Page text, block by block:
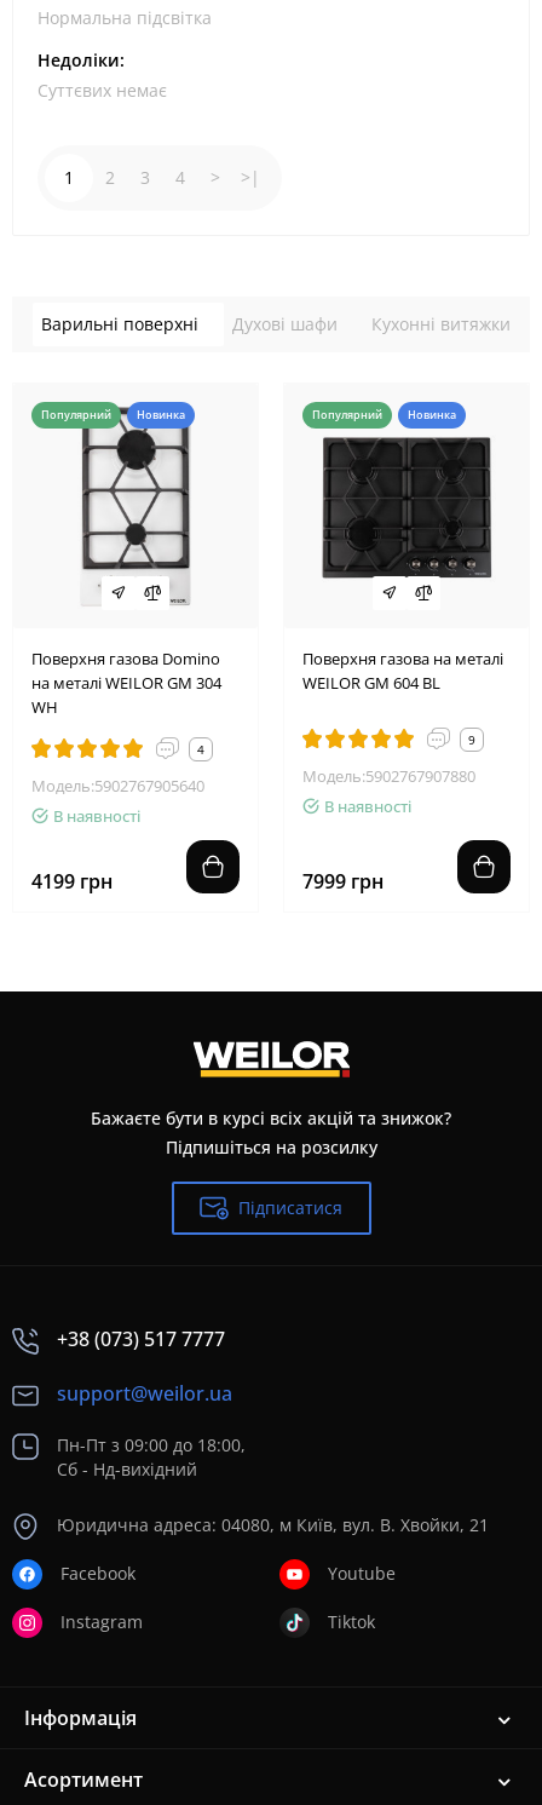
Нормальна підсвітка
Недоліки:
Суттєвих немає
1 2 3 4 > >|
Варильні поверхні Духові шафи Кухонні витяжки
Популярний Новинка
Поверхня газова Domino
на металі WEILOR GM 304
WH
4
Модель:5902767905640
В наявності
4199 грн
Популярний Новинка
Поверхня газова на металі
WEILOR GM 604 BL
9
Модель:5902767907880
В наявності
7999 грн
Бажаєте бути в курсі всіх акцій та знижок?
Підпишіться на розсилку
Підписатися
+38 (073) 517 7777
support@weilor.ua
Пн-Пт з 09:00 до 18:00,
Сб - Нд-вихідний
Юридична адреса: 04080, м Київ, вул. В. Хвойки, 21
Facebook
Instagram
Youtube
Tiktok
Інформація
Асортимент